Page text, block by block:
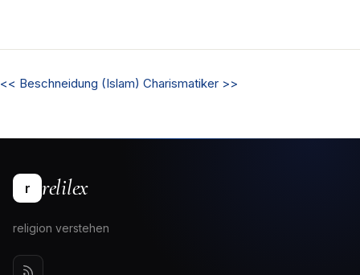
<< Beschneidung (Islam) Charismatiker >>
r relilex
religion verstehen